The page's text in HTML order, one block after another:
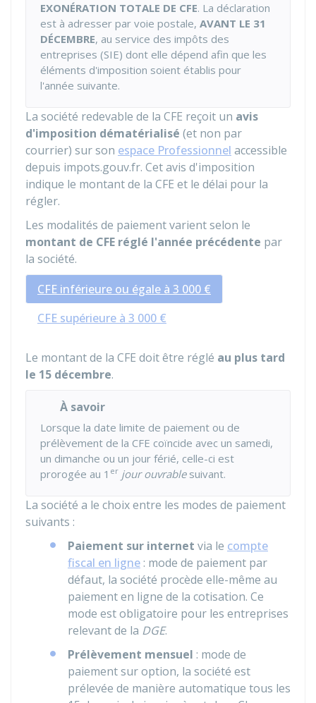
EXONÉRATION TOTALE DE CFE. La déclaration
est à adresser par voie postale, AVANT LE 31
DÉCEMBRE, au service des impôts des
entreprises (SIE) dont elle dépend afin que les
éléments d'imposition soient établis pour
l'année suivante.
La société redevable de la CFE reçoit un avis
d'imposition dématérialisé (et non par
courrier) sur son espace Professionnel accessible
depuis impots.gouv.fr. Cet avis d'imposition
indique le montant de la CFE et le délai pour la
régler.
Les modalités de paiement varient selon le
montant de CFE réglé l'année précédente par
la société.
CFE inférieure ou égale à 3 000 €
CFE supérieure à 3 000 €
Le montant de la CFE doit être réglé au plus tard
le 15 décembre.
À savoir
Lorsque la date limite de paiement ou de
prélèvement de la CFE coïncide avec un samedi,
un dimanche ou un jour férié, celle-ci est
prorogée au 1 er jour ouvrablesuivant.
La société a le choix entre les modes de paiement
suivants :
Paiement sur internet via le compte
fiscal en ligne : mode de paiement par
défaut, la société procède elle-même au
paiement en ligne de la cotisation. Ce
mode est obligatoire pour les entreprises
relevant de la DGE.
Prélèvement mensuel : mode de
paiement sur option, la société est
prélevée de manière automatique tous les